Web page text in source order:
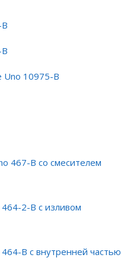
10975-B
467-B со смесителем
2-B с изливом
B с внутренней частью